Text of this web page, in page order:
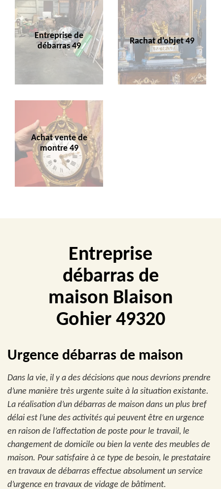
Entreprise de
débarras 49
Rachat d'objet 49
Achat vente de
montre 49
Entreprise
débarras de
maison Blaison
Gohier 49320
Urgence débarras de maison
Dans la vie, il y a des décisions que nous devrions prendre
d’une manière très urgente suite à la situation existante.
La réalisation d’un débarras de maison dans un plus bref
délai est l’une des activités qui peuvent être en urgence
en raison de l’affectation de poste pour le travail, le
changement de domicile ou bien la vente des meubles de
maison. Pour satisfaire à ce type de besoin, le prestataire
en travaux de débarras effectue absolument un service
d’urgence en travaux de vidage de bâtiment.